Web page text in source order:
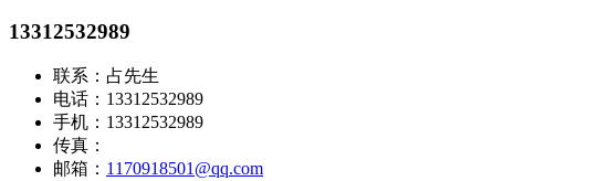
13312532989
联系：占先生
电话：13312532989
手机：13312532989
传真：
邮箱： 1170918501@qq.com